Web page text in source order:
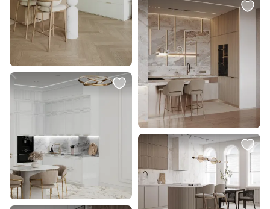
В корзину В корзину
Люстра Lightstar COLORE LED
E27 1х8W 805303
В корзину
7 900 ₽ 5 900 ₽
Подвесной светильник Indigo
13013/1P Gold
В корзину